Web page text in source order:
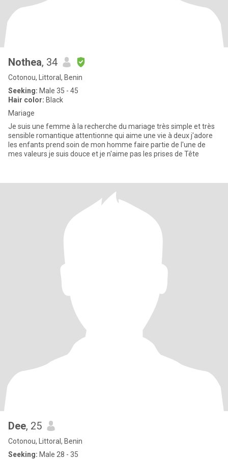
Nothea, 34
Cotonou, Littoral, Benin
Seeking: Male 35 - 45
Hair color: Black
Mariage
Je suis une femme à la recherche du mariage très simple et très
sensible romantique attentionne qui aime une vie à deux j'adore
les enfants prend soin de mon homme faire partie de l'une de
mes valeurs je suis douce et je n'aime pas les prises de Tête
Dee, 25
Cotonou, Littoral, Benin
Seeking: Male 28 - 35